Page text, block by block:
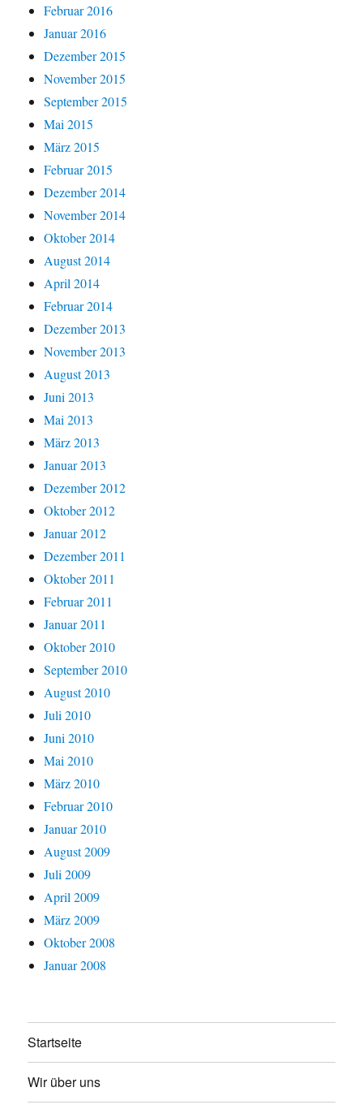
Februar 2016
Januar 2016
Dezember 2015
November 2015
September 2015
Mai 2015
März 2015
Februar 2015
Dezember 2014
November 2014
Oktober 2014
August 2014
April 2014
Februar 2014
Dezember 2013
November 2013
August 2013
Juni 2013
Mai 2013
März 2013
Januar 2013
Dezember 2012
Oktober 2012
Januar 2012
Dezember 2011
Oktober 2011
Februar 2011
Januar 2011
Oktober 2010
September 2010
August 2010
Juli 2010
Juni 2010
Mai 2010
März 2010
Februar 2010
Januar 2010
August 2009
Juli 2009
April 2009
März 2009
Oktober 2008
Januar 2008
Startseite
Wir über uns